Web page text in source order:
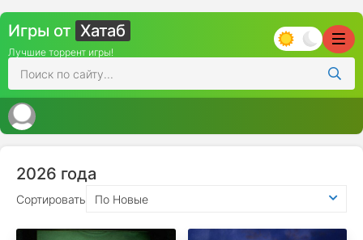
Игры от Хатаб
Лучшие торрент игры!
2026 года
Сортировать По Новые